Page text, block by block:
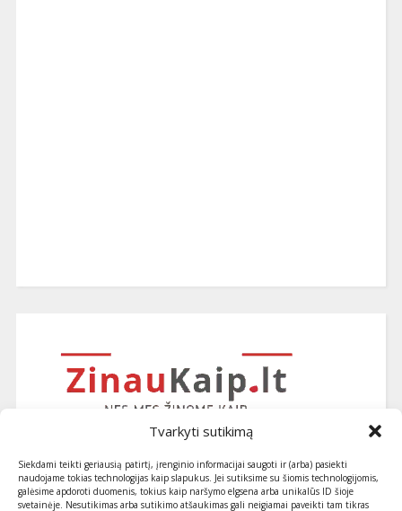
Tvarkyti sutikimą
Siekdami teikti geriausią patirtį, įrenginio informacijai saugoti ir (arba) pasiekti
naudojame tokias technologijas kaip slapukus. Jei sutiksime su šiomis technologijomis,
galėsime apdoroti duomenis, tokius kaip naršymo elgsena arba unikalūs ID šioje
svetainėje. Nesutikimas arba sutikimo atšaukimas gali neigiamai paveikti tam tikras